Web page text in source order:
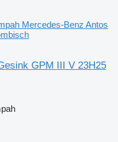
Mercedes-Benz Antos
GPM III V 23H25